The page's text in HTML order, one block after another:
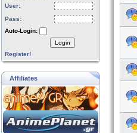
User:
Pass:
Auto-Login:
Login
Register!
Affiliates